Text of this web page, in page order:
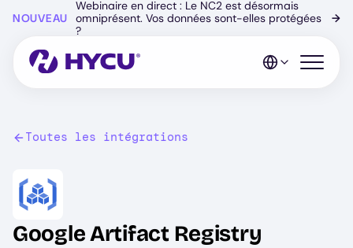
content
NOUVEAU
Webinaire en direct : Le NC2 est désormais
omniprésent. Vos données sont-elles protégées
?
→
Open
Toutes les intégrations
Image
Google Artifact Registry